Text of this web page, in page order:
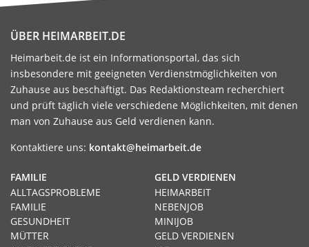
ÜBER HEIMARBEIT.DE
Heimarbeit.de ist ein Informationsportal, das sich
insbesondere mit geeigneten Verdienstmöglichkeiten von
Zuhause aus beschäftigt. Das Redaktionsteam recherchiert
und prüft täglich viele verschiedene Möglichkeiten, mit denen
man von Zuhause aus Geld verdienen kann.
Kontaktiere uns: kontakt@heimarbeit.de
GELD VERDIENEN
HEIMARBEIT
NEBENJOB
MINIJOB
GELD VERDIENEN
FAMILIE
ALLTAGSPROBLEME
FAMILIE
GESUNDHEIT
MÜTTER